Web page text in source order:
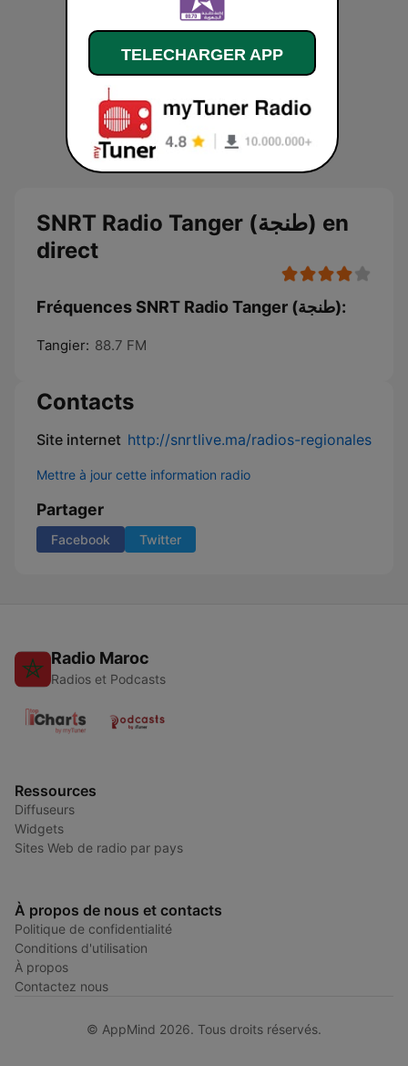
SNRT Radio Tanger (طنجة) en
direct
Fréquences SNRT Radio Tanger (طنجة):
Tangier: 88.7 FM
Contacts
Site internet http://snrtlive.ma/radios-regionales
Mettre à jour cette information radio
Partager
Facebook Twitter
Radio Maroc
Radios et Podcasts
Ressources
Diffuseurs
Widgets
Sites Web de radio par pays
À propos de nous et contacts
Politique de confidentialité
Conditions d'utilisation
À propos
Contactez nous
© AppMind 2026. Tous droits réservés.
TELECHARGER APP